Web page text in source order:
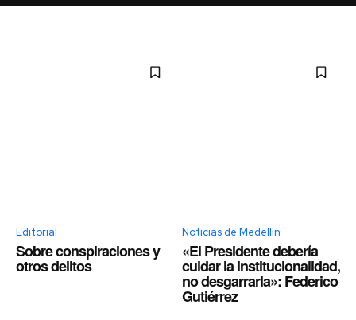
Editorial
Sobre conspiraciones y
otros delitos
Noticias de Medellín
«El Presidente debería
cuidar la institucionalidad,
no desgarrarla»: Federico
Gutiérrez